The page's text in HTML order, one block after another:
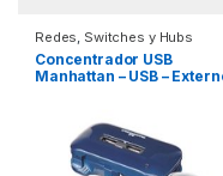
Redes, Switches y Hubs
Concentrador USB
Manhattan – USB –
FUENTE.